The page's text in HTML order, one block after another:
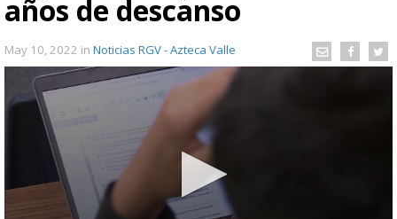
años de descanso
May 10, 2022 in Noticias RGV - Azteca Valle